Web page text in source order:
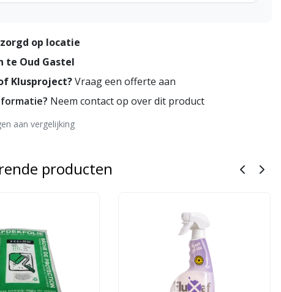
op locatie
te Oud Gastel
Klusproject?Vraag een offerte aan
Neem contact op over dit product
aan vergelijking
producten